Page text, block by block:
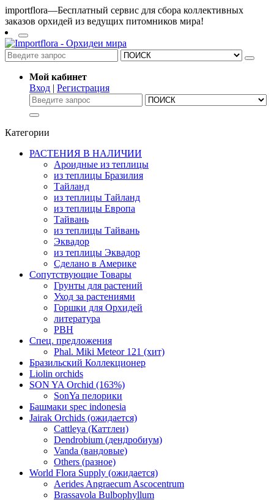
importflora—Бесплатный сервис для сбора коллективных
заказов орхидей из ведущих питомников мира!
Мой кабинет
Вход | Регистрация
Категории
РАСТЕНИЯ В НАЛИЧИИ
Ароидные из теплицы
из теплицы Бразилия
Тайланд
из теплицы Тайланд
из теплицы Европа
Тайвань
из теплицы Тайвань
Эквадор
из теплицы Эквадор
Сделано в Америке
Сопутствующие Товары
Грунты для растений
Уход за растениями
Горшки для Орхидей
литература
РВН
Спец. предложения
Phal. Miki Meteor 121 (хит)
Бразильский Коллекционер
Liolin orchids
SON YA Orchid (163%)
SonYa пелорики
Башмаки spec indonesia
Jairak Orchids (ожидается)
Cattleya (Каттлеи)
Dendrobium (дендробиум)
Vanda (вандовые)
Others (разное)
World Flora Supply (ожидается)
Aerides Angraecum Ascocentrum
Brassavola Bulbophyllum